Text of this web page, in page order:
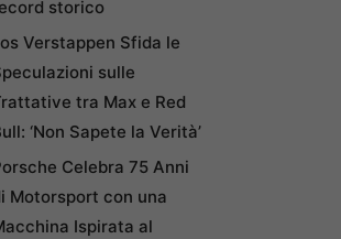
storico
Verstappen Sfida le
sulle
tra Max e Red
‘Non Sapete la Verità’
Celebra 75 Anni
Motorsport con una
Ispirata al